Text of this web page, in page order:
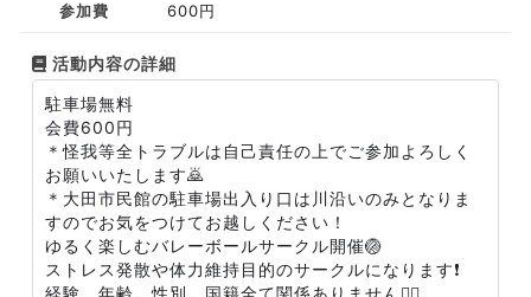
参加費 600円
活動内容の詳細
駐車場無料
会費600円
＊怪我等全トラブルは自己責任の上でご参加よろしく
お願いいたします🙇
＊大田市民館の駐車場出入り口は川沿いのみとなりま
すのでお気をつけてお越しください！
ゆるく楽しむバレーボールサークル開催🏐
ストレス発散や体力維持目的のサークルになります❗️
経験、年齢、性別、国籍全て関係ありません🙇‍♂️